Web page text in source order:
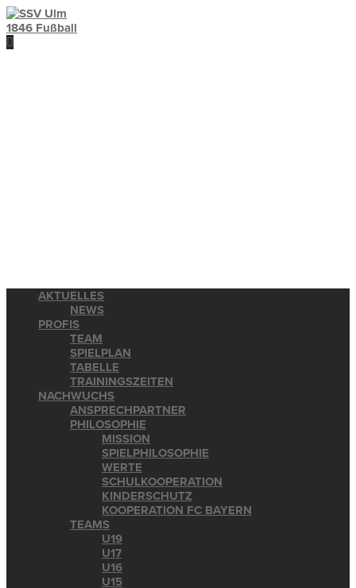
AKTUELLES
NEWS
PROFIS
TEAM
SPIELPLAN
TABELLE
TRAININGSZEITEN
NACHWUCHS
ANSPRECHPARTNER
PHILOSOPHIE
MISSION
SPIELPHILOSOPHIE
WERTE
SCHULKOOPERATION
KINDERSCHUTZ
KOOPERATION FC BAYERN
TEAMS
U19
U17
U16
U15